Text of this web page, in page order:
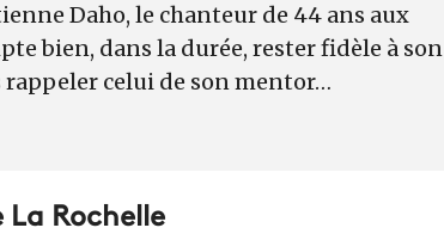
Daho, le chanteur de 44 ans aux
bien, dans la durée, rester fidèle à son
rappeler celui de son mentor…
La Rochelle